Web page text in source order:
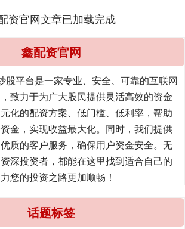
资官网文章已加载完成
鑫配资官网
股平台是一家专业、安全、可靠的互联网
致力于为广大股民提供灵活高效的资金
化的配资方案、低门槛、低利率，帮助
金，实现收益最大化。同时，我们提供
质的客户服务，确保用户资金安全。无
深投资者，都能在这里找到适合自己的
您的投资之路更加顺畅！
话题标签